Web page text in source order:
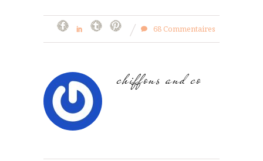
68 Commentaires
chiffons and co